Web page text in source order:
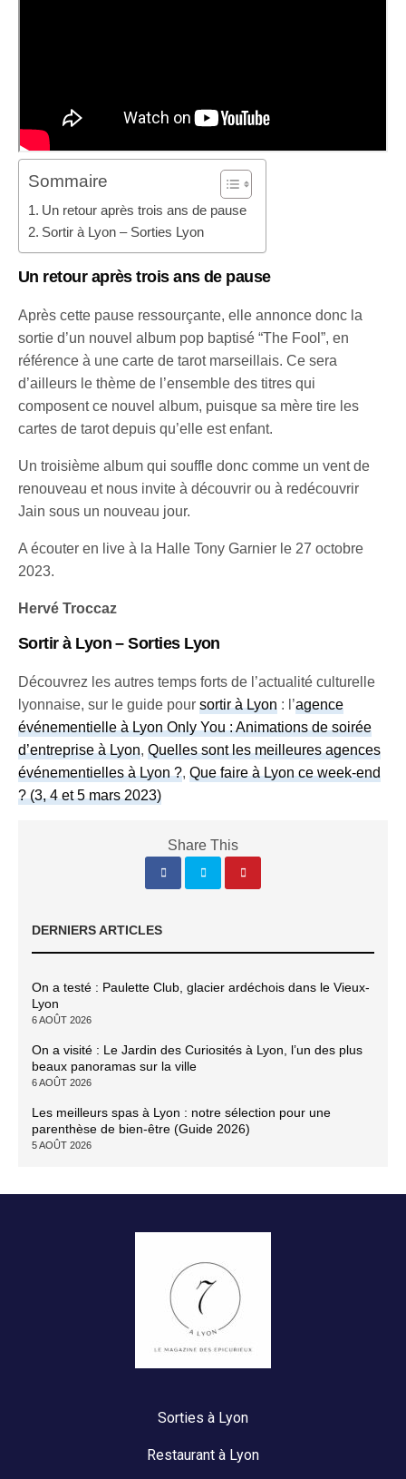
Sommaire
Un retour après trois ans de pause
Sortir à Lyon – Sorties Lyon
Un retour après trois ans de pause
Après cette pause ressourçante, elle annonce donc la
sortie d’un nouvel album pop baptisé “The Fool”, en
référence à une carte de tarot marseillais. Ce sera
d’ailleurs le thème de l’ensemble des titres qui
composent ce nouvel album, puisque sa mère tire les
cartes de tarot depuis qu’elle est enfant.
Un troisième album qui souffle donc comme un vent de
renouveau et nous invite à découvrir ou à redécouvrir
Jain sous un nouveau jour.
A écouter en live à la Halle Tony Garnier le 27 octobre
2023.
Hervé Troccaz
Sortir à Lyon – Sorties Lyon
Découvrez les autres temps forts de l’actualité culturelle
lyonnaise, sur le guide poursortir à Lyon : l’agence
événementielle à Lyon Only You : Animations de soirée
d’entreprise à Lyon,Quelles sont les meilleures agences
événementielles à Lyon ?,Que faire à Lyon ce week-end
? (3, 4 et 5 mars 2023)
Share This
DERNIERS ARTICLES
On a testé : Paulette Club, glacier ardéchois dans le Vieux-
Lyon
6 AOÛT 2026
On a visité : Le Jardin des Curiosités à Lyon, l’un des plus
beaux panoramas sur la ville
6 AOÛT 2026
Les meilleurs spas à Lyon : notre sélection pour une
parenthèse de bien-être (Guide 2026)
5 AOÛT 2026
Sorties à Lyon
Restaurant à Lyon